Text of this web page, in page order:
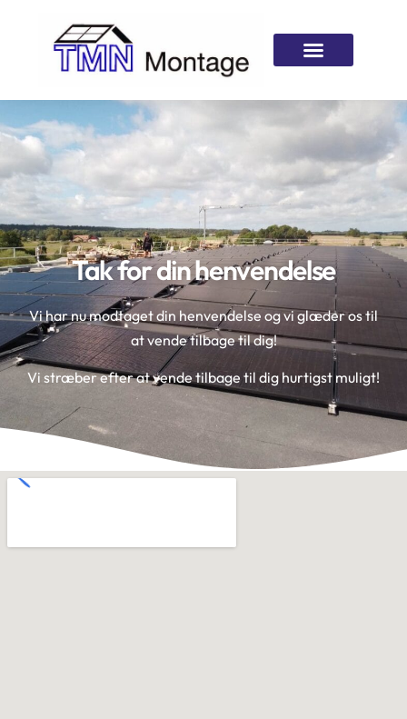
Tak for din henvendelse
Vi har nu modtaget din henvendelse og vi glæder os til
at vende tilbage til dig!
Vi stræber efter at vende tilbage til dig hurtigst muligt!